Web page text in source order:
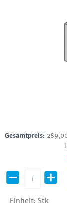
Gesamtpreis:
Einheit: Stk